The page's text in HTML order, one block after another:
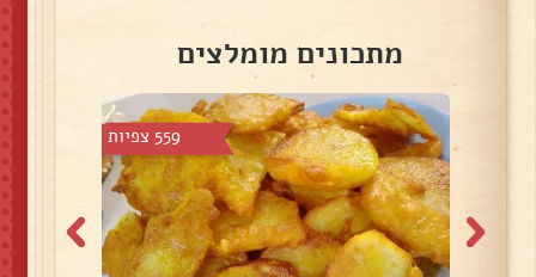
מתכונים מומלצים
559 צפיות